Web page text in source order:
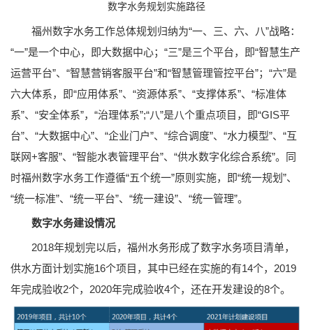
数字水务规划实施路径
福州数字水务工作总体规划归纳为“一、三、六、八”战略：
“一”是一个中心，即大数据中心；“三”是三个平台，即“智慧生产
运营平台”、“智慧营销客服平台”和“智慧管理管控平台”；“六”是
六大体系，即“应用体系”、“资源体系”、“支撑体系”、“标准体
系”、“安全体系”，“治理体系”;“八”是八个重点项目，即“GIS平
台”、“大数据中心”、“企业门户”、“综合调度”、“水力模型”、“互
联网+客服”、“智能水表管理平台”、“供水数字化综合系统”。同
时福州数字水务工作遵循“五个统一”原则实施，即“统一规划”、
“统一标准”、“统一平台”、“统一建设”、“统一管理”。
数字水务建设情况
2018年规划完以后，福州水务形成了数字水务项目清单，
供水方面计划实施16个项目，其中已经在实施的有14个，2019
年完成验收2个，2020年完成验收4个，还在开发建设的8个。